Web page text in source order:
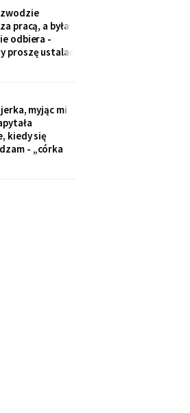
je przez
Córka
ramionami:
mamo,
pracą, a była
odbiera -
proszę ustalać
mnie
jej się z
Zdążyłam
myjąc mi
kiedy się
- „córka
nas w salonie,